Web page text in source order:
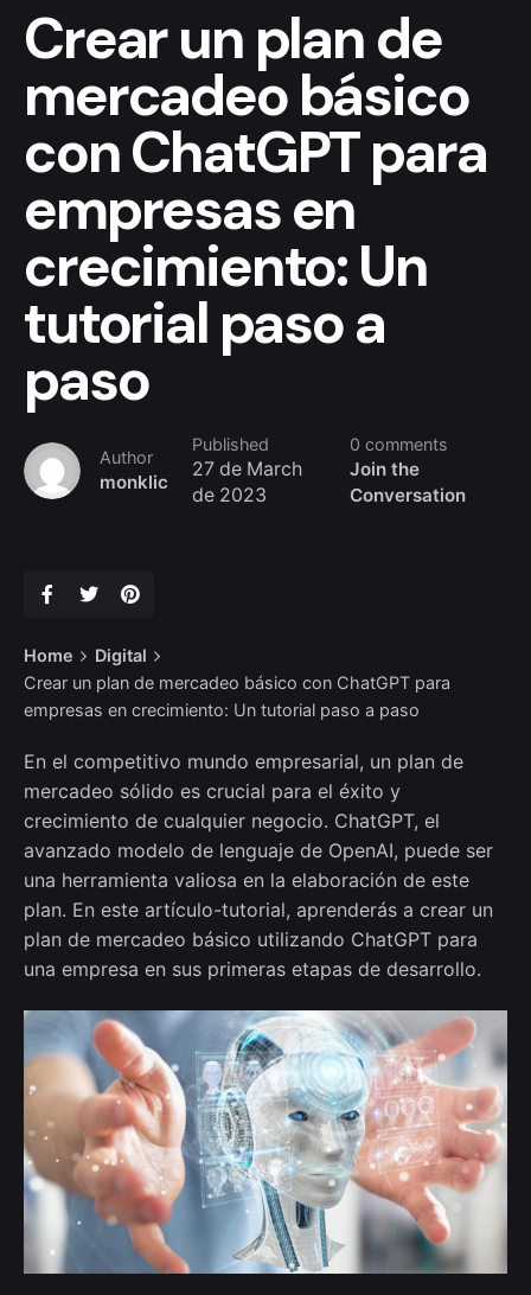
Crear un plan de
mercadeo básico
con ChatGPT para
empresas en
crecimiento: Un
tutorial paso a
paso
Author
monklic
Published
27 de March
de 2023
0 comments
Join the
Conversation
Home
Digital
Crear un plan de mercadeo básico con ChatGPT para
empresas en crecimiento: Un tutorial paso a paso
En el competitivo mundo empresarial, un plan de
mercadeo sólido es crucial para el éxito y
crecimiento de cualquier negocio. ChatGPT, el
avanzado modelo de lenguaje de OpenAI, puede ser
una herramienta valiosa en la elaboración de este
plan. En este artículo-tutorial, aprenderás a crear un
plan de mercadeo básico utilizando ChatGPT para
una empresa en sus primeras etapas de desarrollo.